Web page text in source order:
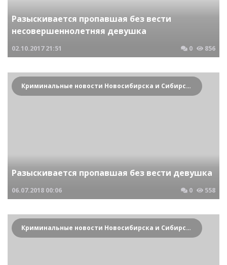
Разыскивается пропавшая без вести
несовершеннолетняя девушка
02.10.2017 21:51 0 856
Криминальные новости Новосибирска и Сибирского региона
Разыскивается пропавшая без вести девушка
06.07.2018 00:06 0 558
Криминальные новости Новосибирска и Сибирского региона